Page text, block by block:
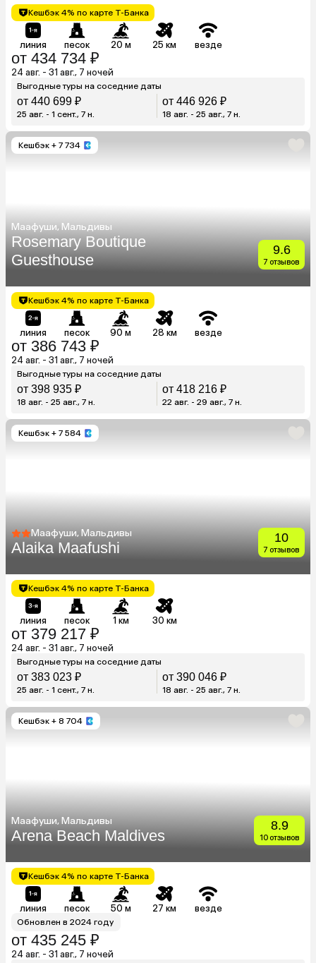
Кешбэк 4% по карте Т-Банка
линия песок 20 м 25 км везде
от 434 734 ₽
24 авг. - 31 авг., 7 ночей
Выгодные туры на соседние даты
от 440 699 ₽
25 авг. - 1 сент., 7 н.
от 446 926 ₽
18 авг. - 25 авг., 7 н.
Кешбэк + 7 734
Маафуши, Мальдивы
Rosemary Boutique
Guesthouse
9.6
7 отзывов
Кешбэк 4% по карте Т-Банка
линия песок 90 м 28 км везде
от 386 743 ₽
24 авг. - 31 авг., 7 ночей
Выгодные туры на соседние даты
от 398 935 ₽
18 авг. - 25 авг., 7 н.
от 418 216 ₽
22 авг. - 29 авг., 7 н.
Кешбэк + 7 584
Маафуши, Мальдивы
Alaika Maafushi
10
7 отзывов
Кешбэк 4% по карте Т-Банка
линия песок 1 км 30 км
от 379 217 ₽
24 авг. - 31 авг., 7 ночей
Выгодные туры на соседние даты
от 383 023 ₽
25 авг. - 1 сент., 7 н.
от 390 046 ₽
18 авг. - 25 авг., 7 н.
Кешбэк + 8 704
Маафуши, Мальдивы
Arena Beach Maldives
8.9
10 отзывов
Кешбэк 4% по карте Т-Банка
линия песок 50 м 27 км везде
Обновлен в 2024 году
от 435 245 ₽
24 авг. - 31 авг., 7 ночей